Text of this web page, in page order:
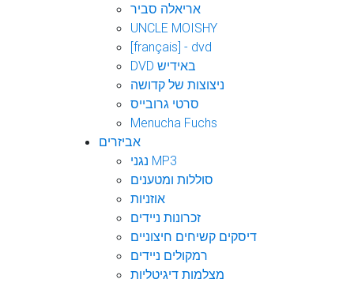
אריאלה סביר
UNCLE MOISHY
[français] - dvd
DVD באידיש
ניצוצות של קדושה
סרטי גרובייס
Menucha Fuchs
אביזרים
נגני MP3
סוללות ומטענים
אוזניות
זכרונות ניידים
דיסקים קשיחים חיצוניים
רמקולים ניידים
מצלמות דיגיטליות